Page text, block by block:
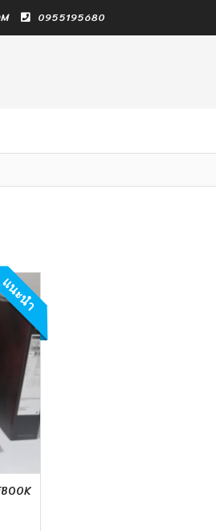
0955195680
แนะนำ